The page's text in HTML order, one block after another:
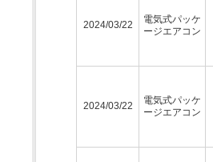
2024/03/22
電気式パッケ
ージエアコン
2024/03/22
電気式パッケ
ージエアコン